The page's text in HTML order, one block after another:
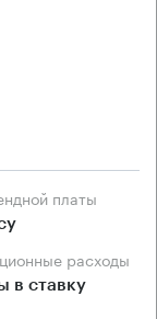
платы
расходы
в ставку